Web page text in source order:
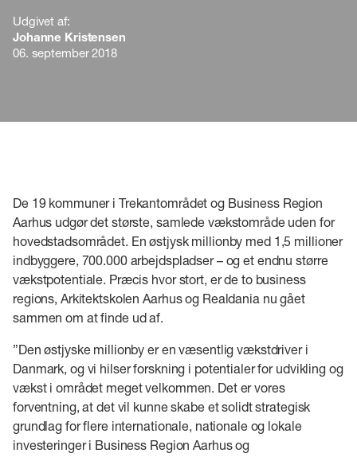
Udgivet af:
Johanne Kristensen
06. september 2018
De 19 kommuner i Trekantområdet og Business Region
Aarhus udgør det største, samlede vækstområde uden for
hovedstadsområdet. En østjysk millionby med 1,5 millioner
indbyggere, 700.000 arbejdspladser – og et endnu større
vækstpotentiale. Præcis hvor stort, er de to business
regions, Arkitektskolen Aarhus og Realdania nu gået
sammen om at finde ud af.
”Den østjyske millionby er en væsentlig vækstdriver i
Danmark, og vi hilser forskning i potentialer for udvikling og
vækst i området meget velkommen. Det er vores
forventning, at det vil kunne skabe et solidt strategisk
grundlag for flere internationale, nationale og lokale
investeringer i Business Region Aarhus og